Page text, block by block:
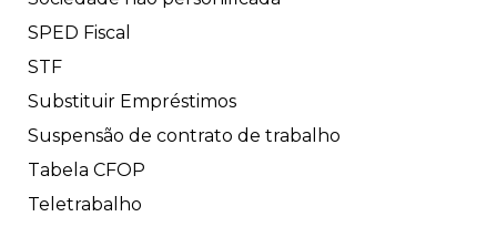
SPED Fiscal
STF
Substituir Empréstimos
Suspensão de contrato de trabalho
Tabela CFOP
Teletrabalho